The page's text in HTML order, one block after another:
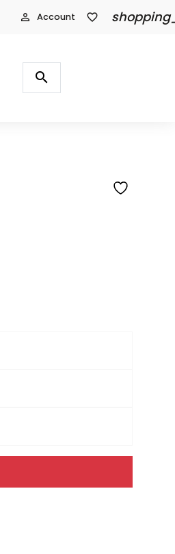
person_outline Account favorite_border
Producten
zoeken
search